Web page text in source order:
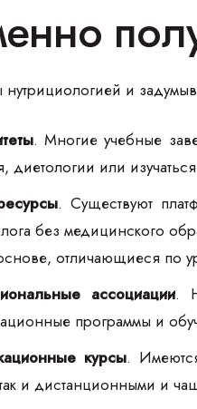
и
. Многие учебные
диетологии или
. Существуют
без медицинского
отличающиеся по
ассоциации.
программы и
курсы.
и дистанционными и